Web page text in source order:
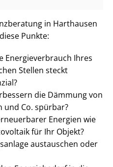
in Harthausen
Punkte:
En­er­gie­ver­brauch Ihres
Stellen steckt
die Dämmung von
und Co. spürbar?
Energien wie
für Ihr Objekt?
austauschen oder